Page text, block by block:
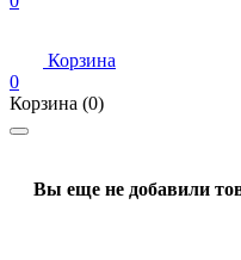
Корзина
0
Корзина (0)
Вы еще не добавили